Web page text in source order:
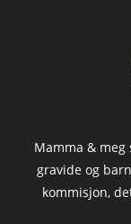
Mamma &
gravide og
kommisjon,